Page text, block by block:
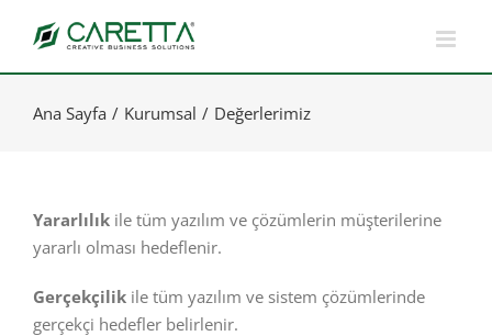
content
Ana Sayfa Kurumsal Değerlerimiz
Yararlılık ile tüm yazılım ve çözümlerin müşterilerine
yararlı olması hedeflenir.
Gerçekçilik ile tüm yazılım ve sistem çözümlerinde
gerçekçi hedefler belirlenir.